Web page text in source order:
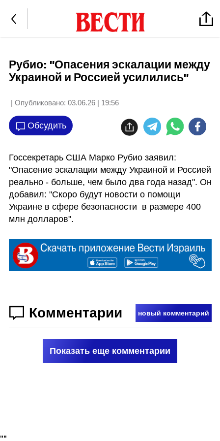
Рубио: "Опасения эскалации между
Украиной и Россией усилились"
| Опубликовано: 03.06.26 | 19:56
Обсудить
Госсекретарь США Марко Рубио заявил:
"Опасение эскалации между Украиной и Россией
реально - больше, чем было два года назад". Он
добавил: "Скоро будут новости о помощи
Украине в сфере безопасности  в размере 400
млн долларов".
Комментарии новый комментарий
Показать еще комментарии
""